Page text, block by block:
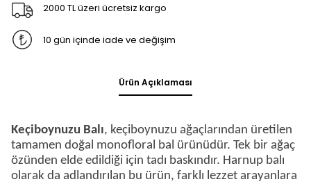
2000 TL üzeri ücretsiz kargo
10 gün içinde iade ve değişim
Ürün Açıklaması
Keçiboynuzu Balı, keçiboynuzu ağaçlarından üretilen
tamamen doğal monofloral bal ürünüdür. Tek bir ağaç
özünden elde edildiği için tadı baskındır. Harnup balı
olarak da adlandırılan bu ürün, farklı lezzet arayanlara